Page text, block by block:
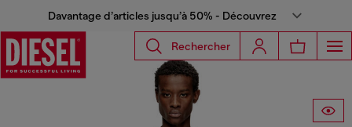
Davantage d’articles jusqu’à 50% - Découvrez
Rechercher